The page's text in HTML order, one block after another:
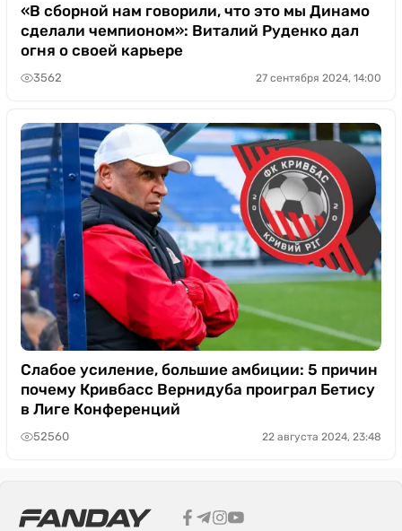
«В сборной нам говорили, что это мы Динамо
сделали чемпионом»: Виталий Руденко дал
огня о своей карьере
3562 27 сентября 2024, 14:00
Слабое усиление, большие амбиции: 5 причин
почему Кривбасс Вернидуба проиграл Бетису
в Лиге Конференций
52560 22 августа 2024, 23:48